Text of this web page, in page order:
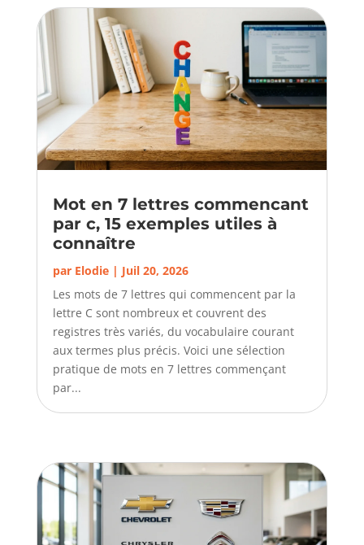
Mot en 7 lettres commencant
par c, 15 exemples utiles à
connaître
par Elodie| Juil 20, 2026
Les mots de 7 lettres qui commencent par la
lettre C sont nombreux et couvrent des
registres très variés, du vocabulaire courant
aux termes plus précis. Voici une sélection
pratique de mots en 7 lettres commençant
par...